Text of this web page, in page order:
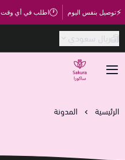
⚡توصيل بنفس اليوم 🕐اطلب في أي وقت
ريال سعودي
متجر ساكورا
الرئيسية المدونة